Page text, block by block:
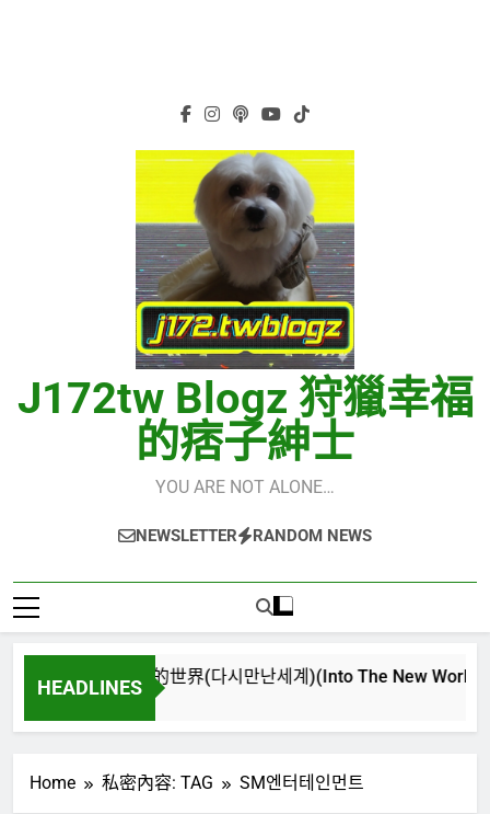
J172tw Blogz 狩獵幸福
的痞子紳士
YOU ARE NOT ALONE…
NEWSLETTER RANDOM NEWS
HEADLINES
再次重逢的世界(다시만난세계)(Into The New World)
Home 私密內容: TAG SM엔터테인먼트